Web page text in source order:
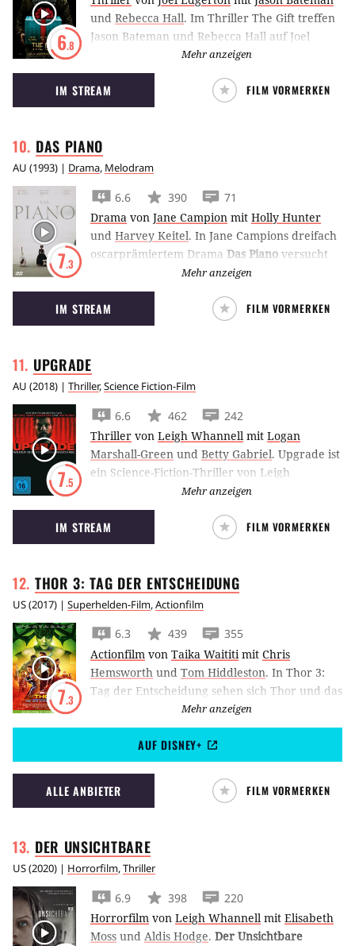
6.8
und Rebecca Hall. Im Thriller The Gift treffen
Jason Bateman und Rebecca Hall auf Joel
Edgerton und werden ihn nicht mehr los.
Mehr anzeigen
IM STREAM FILM VORMERKEN
DAS PIANO
AU (1993) | Drama, Melodram
7.3
6.6 390
71
Drama von Jane Campion mit Holly Hunter
und Harvey Keitel. In Jane Campions dreifach
oscarprämiertem Drama Das Piano versucht
Holly Hunter als stumme Frau in Neuseeland
mit ihrer Tochter neu anzufangen, als sie eine
arrangierte Ehe eingeht.
Mehr anzeigen
IM STREAM FILM VORMERKEN
UPGRADE
AU (2018) | Thriller,Science Fiction-Film
7.5
6.6 462
242
Thriller von Leigh Whannell mit Logan
Marshall-Green und Betty Gabriel. Upgrade ist
ein Science-Fiction-Thriller von Leigh
Whannell, der von Blumhouse produziert
wurde. Darin wird einem Mann ein
Computerchip implantiert, der ein
gefährliches Eigenleben zu entwickeln
Mehr anzeigen
IM STREAM FILM VORMERKEN
THOR 3: TAG DER ENTSCHEIDUNG
US(2017) | Superhelden-Film,Actionfilm
7.3
6.3 439
355
Actionfilm von Taika Waititi mit Chris
Hemsworth und Tom Hiddleston. In Thor 3:
Tag der Entscheidung sehen sich Thor und das
Volk der Asen mit der alles andere als
mythischen Zerstörung ihrer Welt
konfrontiert.
Mehr anzeigen
AUF DISNEY+
ALLE ANBIETER FILM VORMERKEN
DER UNSICHTBARE
US(2020) | Horrorfilm,Thriller
6.9 398
220
Horrorfilm von Leigh Whannell mit Elisabeth
Moss und Aldis Hodge. Der Unsichtbare